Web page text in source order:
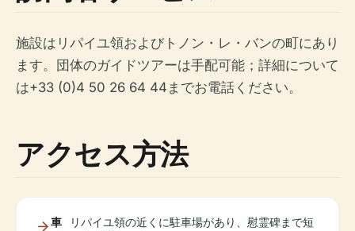
施設はリパイユ領およびトノン・レ・バンの町にあり
ます。団体のガイドツアーは手配可能；詳細について
は+33 (0)4 50 26 64 44までお電話ください。
アクセス方法
車
リパイユ領の近くに駐車場があり、慰霊碑まで短